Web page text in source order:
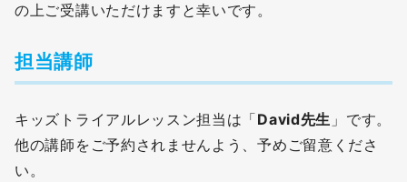
の上ご受講いただけますと幸いです。
担当講師
キッズトライアルレッスン担当は「David先生 」です。
他の講師をご予約されませんよう、予めご留意くださ
い。